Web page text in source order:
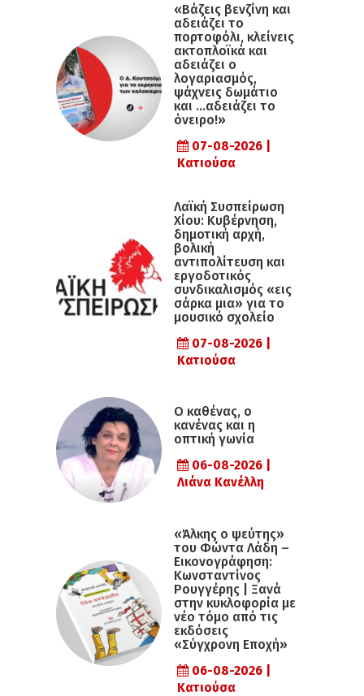
«Βάζεις βενζίνη και
αδειάζει το
πορτοφόλι, κλείνεις
ακτοπλοϊκά και
αδειάζει ο
λογαριασμός,
ψάχνεις δωμάτιο
και …αδειάζει το
όνειρο!»
07-08-2026 |
Κατιούσα
Λαϊκή Συσπείρωση
Χίου: Κυβέρνηση,
δημοτική αρχή,
βολική
αντιπολίτευση και
εργοδοτικός
συνδικαλισμός «εις
σάρκα μια» για το
μουσικό σχολείο
07-08-2026 |
Κατιούσα
Ο καθένας, ο
κανένας και η
οπτική γωνία
06-08-2026 |
Λιάνα Κανέλλη
«Άλκης ο ψεύτης»
του Φώντα Λάδη –
Εικονογράφηση:
Κωνσταντίνος
Ρουγγέρης | Ξανά
στην κυκλοφορία με
νέο τόμο από τις
εκδόσεις
«Σύγχρονη Εποχή»
06-08-2026 |
Κατιούσα